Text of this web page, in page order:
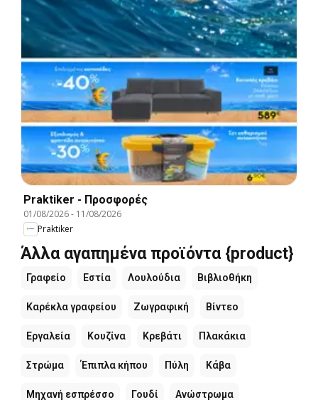
Praktiker - Προσφορές
01/08/2026- 11/08/2026
Praktiker
Άλλα αγαπημένα προϊόντα {product}
Γραφείο Εστία Λουλούδια Βιβλιοθήκη
Καρέκλα γραφείου Ζωγραφική Βίντεο
Εργαλεία Κουζίνα Κρεβάτι Πλακάκια
Στρώμα Έπιπλα κήπου Πύλη Κάβα
Μηχανή εσπρέσσο Γουδί Ανώστρωμα